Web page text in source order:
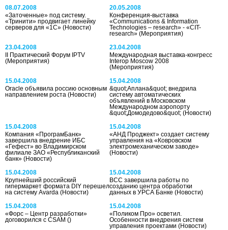
08.07.2008
«Заточенные» под систему.
«Тринити» продвигает линейку
серверов для «1С» (Новости)
20.05.2008
Конференция-выставка
«Communications & Information
Technologies – research» - «СIT-
research»(Мероприятия)
23.04.2008
II Практический Форум IPTV
(Мероприятия)
23.04.2008
Международная выставка-конгресс
Interop Moscow 2008
(Мероприятия)
15.04.2008
Oracle объявила россию основным
направлением роста (Новости)
15.04.2008
&quot;Аплана&quot; внедрила
систему автоматических
объявлений в Московском
Международном аэропорту
&quot;Домодедово&quot;(Новости)
15.04.2008
Компания «ПрограмБанк»
завершила внедрение ИБС
«Гефест» во Владимирском
филиале ЗАО «Республиканский
банк» (Новости)
15.04.2008
«АНД Проджект» создает систему
управления на «Ковровском
электромеханическом заводе»
(Новости)
15.04.2008
Крупнейший российский
гипермаркет формата DIY перешел
на систему Avarda (Новости)
15.04.2008
ВСС завершила работы по
созданию центра обработки
данных в УРСА Банке(Новости)
15.04.2008
«Форс – Центр разработки»
договорился с CSAM ()
15.04.2008
«Поликом Про» осветил.
Особенности внедрения систем
управления проектами(Новости)